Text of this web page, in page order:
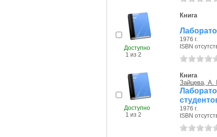
Доступно
1 из 2
Книга
1976 г.
ISBN
Доступно
1 из 2
Книга
Зайцева, А.
1976 г.
ISBN